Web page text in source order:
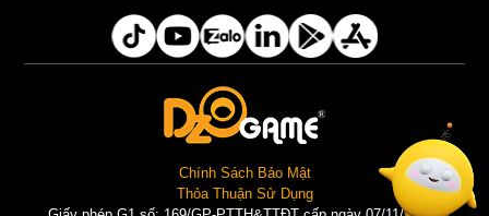
Chính Sách Bảo Mật
Thỏa Thuận Sử Dụng